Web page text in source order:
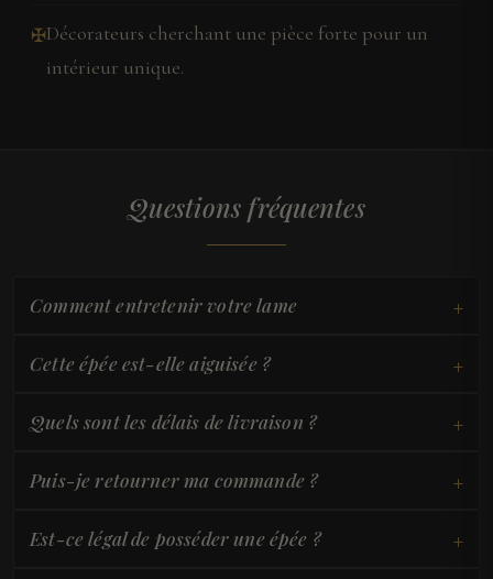
✠Décorateurs cherchant une pièce forte pour un
intérieur unique.
Questions fréquentes
Comment entretenir votre lame +
Cette épée est-elle aiguisée ? +
Quels sont les délais de livraison ? +
Puis-je retourner ma commande ? +
Est-ce légal de posséder une épée ? +